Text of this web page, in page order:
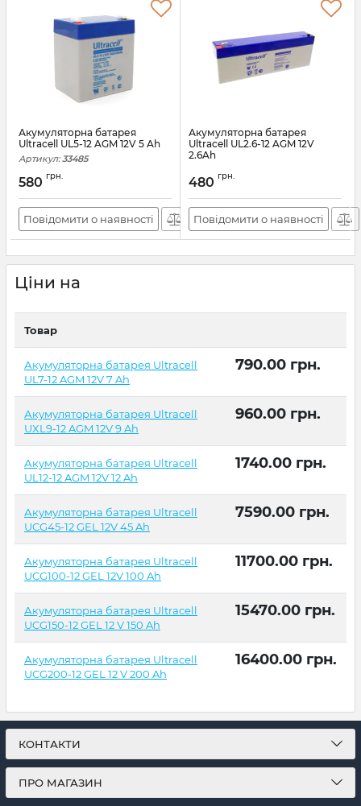
Акумуляторна батарея
Ultracell UL5-12 AGM 12V 5 Ah
Артикул: 33485
580 грн.
Повідомити о наявності
Акумуляторна батарея
Ultracell UL2.6-12 AGM 12V
2.6Ah
480 грн.
Повідомити о наявності
Ціни на
Товар
Акумуляторна батарея Ultracell
UL7-12 AGM 12V 7 Ah
790.00 грн.
Акумуляторна батарея Ultracell
UXL9-12 AGM 12V 9 Ah
960.00 грн.
Акумуляторна батарея Ultracell
UL12-12 AGM 12V 12 Ah
1740.00 грн.
Акумуляторна батарея Ultracell
UCG45-12 GEL 12V 45 Ah
7590.00 грн.
Акумуляторна батарея Ultracell
UCG100-12 GEL 12V 100 Ah
11700.00 грн.
Акумуляторна батарея Ultracell
UCG150-12 GEL 12 V 150 Ah
15470.00 грн.
Акумуляторна батарея Ultracell
UCG200-12 GEL 12 V 200 Ah
16400.00 грн.
КОНТАКТИ
ПРО МАГАЗИН